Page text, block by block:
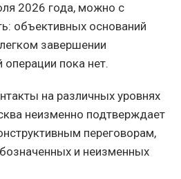
2026 года, можно с
объективных оснований
завершении
операции пока нет.
на различных уровнях
неизменно подтверждает
переговорам,
и неизменных